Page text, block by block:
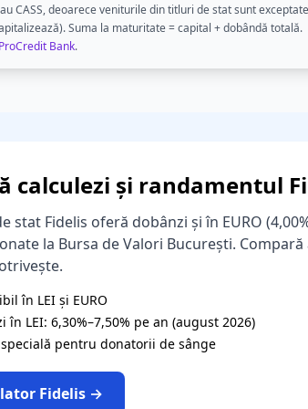
CASS, deoarece veniturile din titluri de stat sunt
Suma la maturitate = capital + dobândă totală.
ProCredit Bank.
calculezi și randamentul
stat Fidelis oferă dobânzi și în EURO
la Bursa de Valori București.
în LEI și EURO
în LEI: 6,30%–7,50% pe an (august 2026)
pentru donatorii de sânge
Fidelis →